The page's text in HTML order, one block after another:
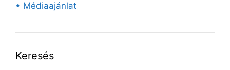
• Médiaajánlat
Keresés